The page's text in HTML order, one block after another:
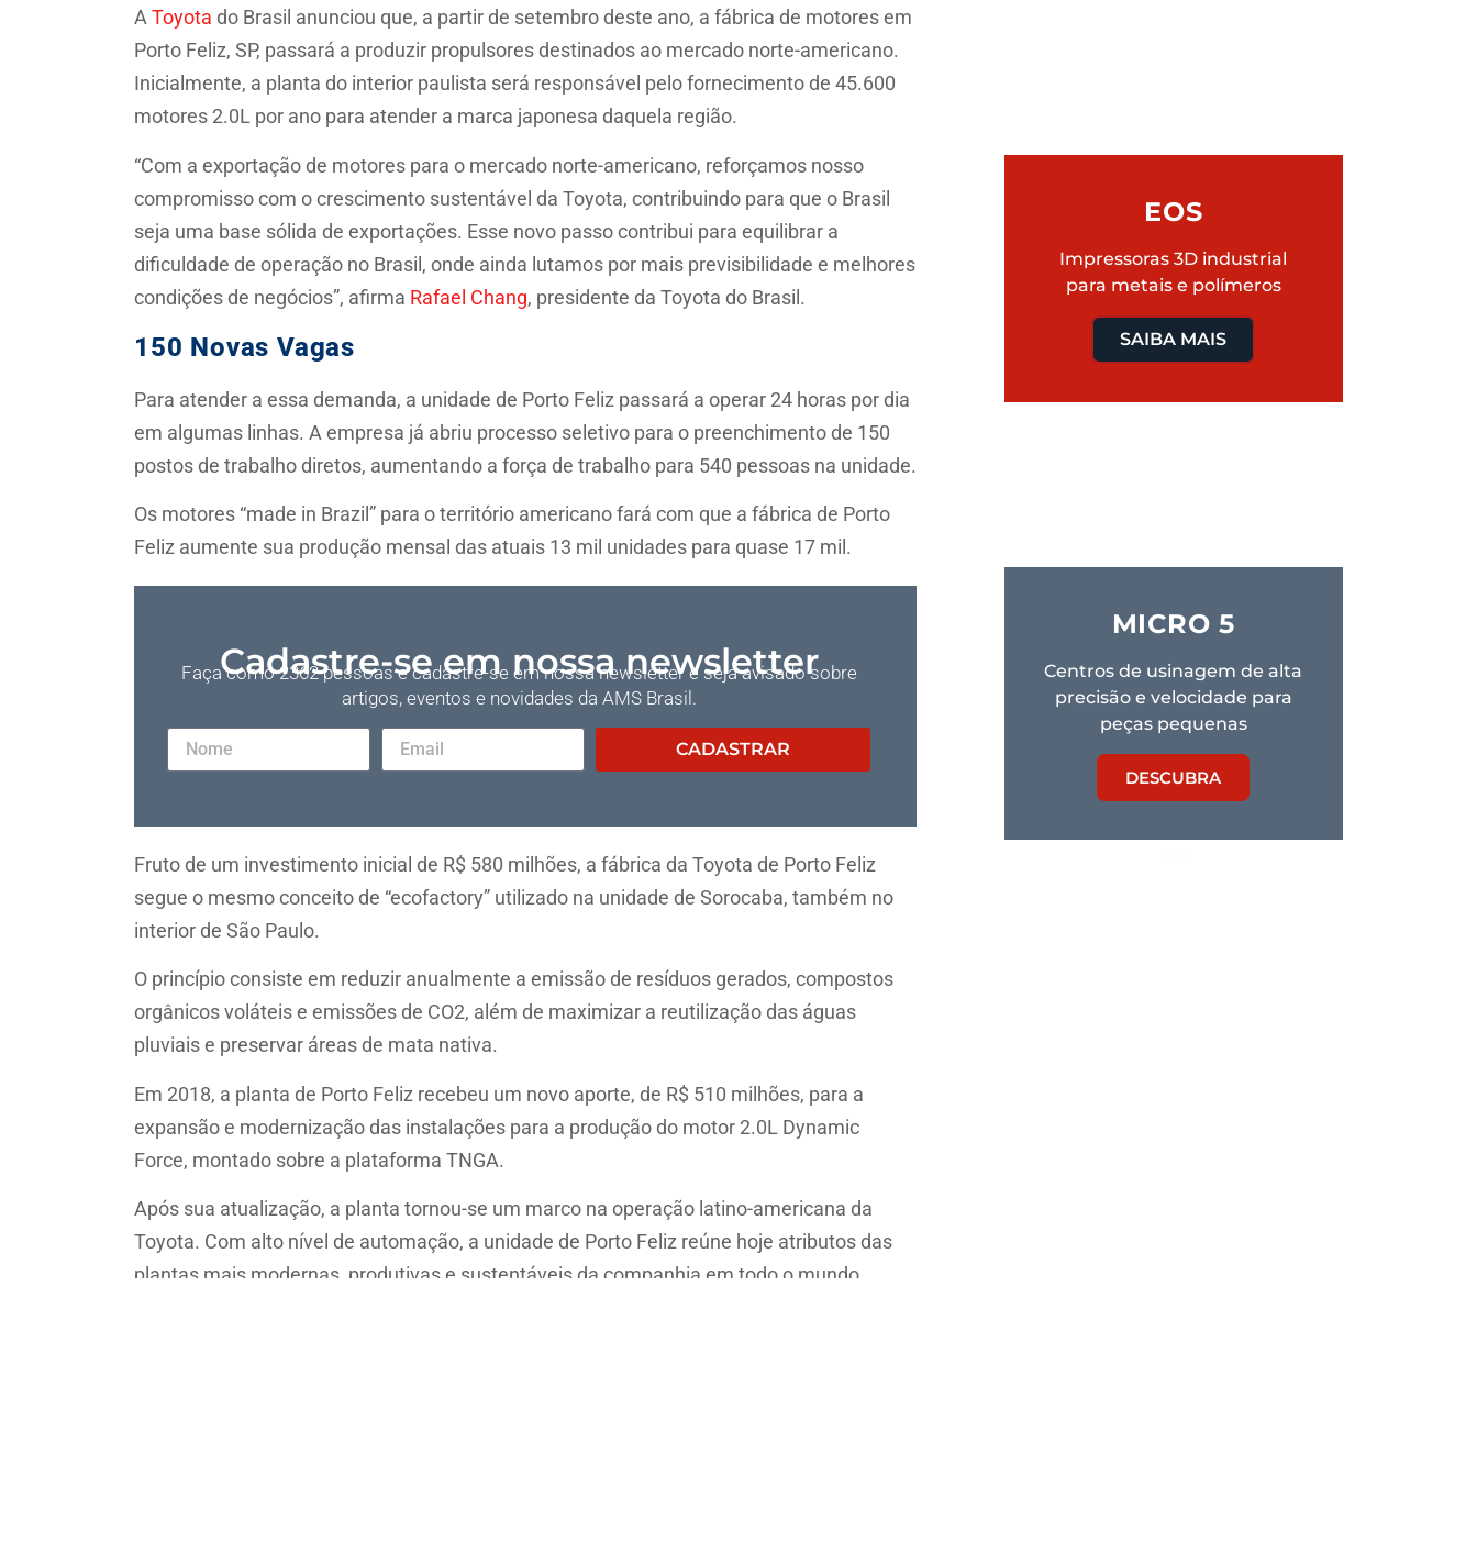
AToyota do Brasil anunciou que, a partir de setembro deste ano, a fábrica de motores em
Porto Feliz, SP, passará a produzir propulsores destinados ao mercado norte-americano.
Inicialmente, a planta do interior paulista será responsável pelo fornecimento de 45.600
motores 2.0L por ano para atender a marca japonesa daquela região.
“Com a exportação de motores para o mercado norte-americano, reforçamos nosso
compromisso com o crescimento sustentável da Toyota, contribuindo para que o Brasil
seja uma base sólida de exportações. Esse novo passo contribui para equilibrar a
dificuldade de operação no Brasil, onde ainda lutamos por mais previsibilidade e melhores
condições de negócios”, afirma Rafael Chang, presidente da Toyota do Brasil.
150 Novas Vagas
Para atender a essa demanda, a unidade de Porto Feliz passará a operar 24 horas por dia
em algumas linhas. A empresa já abriu processo seletivo para o preenchimento de 150
postos de trabalho diretos, aumentando a força de trabalho para 540 pessoas na unidade.
Os motores “made in Brazil” para o território americano fará com que a fábrica de Porto
Feliz aumente sua produção mensal das atuais 13 mil unidades para quase 17 mil.
Cadastre-se em nossa newsletter
Faça como 2362 pessoas e cadastre-se em nossa newsletter e seja avisado sobre
artigos, eventos e novidades da AMS Brasil.
CADASTRAR
Fruto de um investimento inicial de R$ 580 milhões, a fábrica da Toyota de Porto Feliz
segue o mesmo conceito de “ecofactory” utilizado na unidade de Sorocaba, também no
interior de São Paulo.
O princípio consiste em reduzir anualmente a emissão de resíduos gerados, compostos
orgânicos voláteis e emissões de CO2, além de maximizar a reutilização das águas
pluviais e preservar áreas de mata nativa.
Em 2018, a planta de Porto Feliz recebeu um novo aporte, de R$ 510 milhões, para a
expansão e modernização das instalações para a produção do motor 2.0L Dynamic
Force, montado sobre a plataforma TNGA.
Após sua atualização, a planta tornou-se um marco na operação latino-americana da
Toyota. Com alto nível de automação, a unidade de Porto Feliz reúne hoje atributos das
plantas mais modernas, produtivas e sustentáveis da companhia em todo o mundo.
EOS
Impressoras 3D industrial
para metais e polímeros
SAIBA MAIS
MICRO 5
Centros de usinagem de alta
precisão e velocidade para
peças pequenas
DESCUBRA